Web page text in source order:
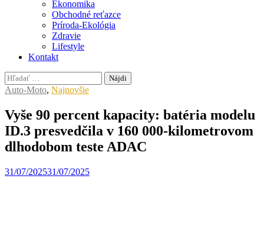
Ekonomika
Obchodné reťazce
Príroda-Ekológia
Zdravie
Lifestyle
Kontakt
Hľadať:
Auto-Moto, Najnovšie
Vyše 90 percent kapacity: batéria modelu
ID.3 presvedčila v 160 000-kilometrovom
dlhodobom teste ADAC
31/07/202531/07/2025